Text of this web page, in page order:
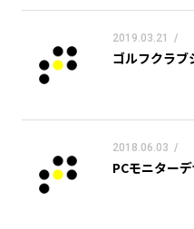
2019.03.21 /
ゴルフクラブ
2018.06.03 /
PCモニター